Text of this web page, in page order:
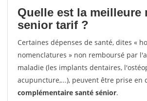
Quelle est la meilleure
senior tarif ?
Certaines dépenses de santé, dites «
nomenclatures » non remboursé par
maladie (les implants dentaires,
acupuncture,...), peuvent être prise en
complémentaire santé sénior.